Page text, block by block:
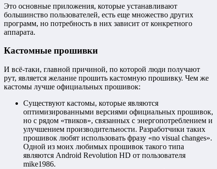
Это основные приложения, которые устанавливают
большинство пользователей, есть еще множество других
программ, но потребность в них зависит от конкретного
аппарата.
Кастомные прошивки
И всё-таки, главной причиной, по которой люди получают
рут, является желание прошить кастомную прошивку. Чем же
кастомы лучше официальных прошивок:
Существуют кастомы, которые являются
оптимизированными версиями официальных прошивок,
но с рядом «твиков», связанных с энергопотреблением и
улучшением производительности. Разработчики таких
прошивок любят использовать фразу «no visual changes».
Одной из моих любимых прошивок такого типа
являются Android Revolution HD от пользователя
mike1986.